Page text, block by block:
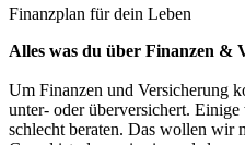
Finanzplan für dein Leben
Alles was du über Finanzen &
Um Finanzen und Versicherung
unter- oder überversichert.
schlecht beraten. Das wollen wir